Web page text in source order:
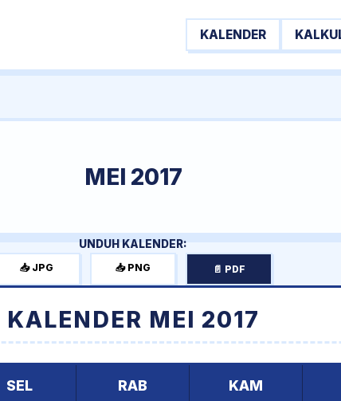
KALENDER
MEI 2017
UNDUH KALENDER:
📥 JPG 📥 PNG 📄 PDF
KALENDER MEI 2017
SEL RAB KAM